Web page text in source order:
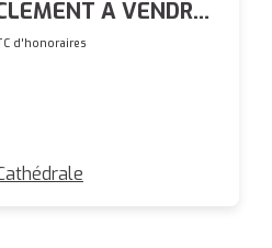
A VENDRE
d'honoraires